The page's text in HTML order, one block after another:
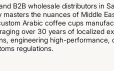
B2B wholesale distributors in
the nuances of Middle
Arabic coffee cups
over 30 years of localized
engineering high-performance,
regulations.